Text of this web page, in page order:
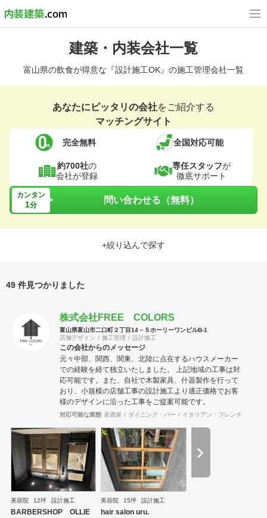
建築・内装会社一覧
富山県の飲食が得意な『設計施工OK』の施工管理会社一覧
あなたにピッタリの会社をご紹介する
マッチングサイト
完全無料 全国対応可能
約700社の
会社が登録
専任スタッフが
徹底サポート
カンタン
1分 問い合わせる（無料）
+絞り込んで探す
49 件見つかりました
株式会社FREE COLORS
富山県富山市二口町２丁目14－５ホーリーワンビルB-1
店舗デザイン
施工管理 設計施工
この会社からのメッセージ
元々中部、関西、関東、北陸に点在するハウスメーカー
での経験を経て独立いたしました。 上記地域の工事は対
応可能です。また、自社で木製家具、什器製作を行って
おり、小規模の店舗工事の設計施工より適正価格でお客
様のデザインに沿った工事をご提案可能です。
対応可能な業態 居酒屋 ダイニング・バー イタリアン・フレンチ
美容院 12坪 設計施工
BARBERSHOP OLLIE
美容院 15坪 設計施工
hair salon uru.